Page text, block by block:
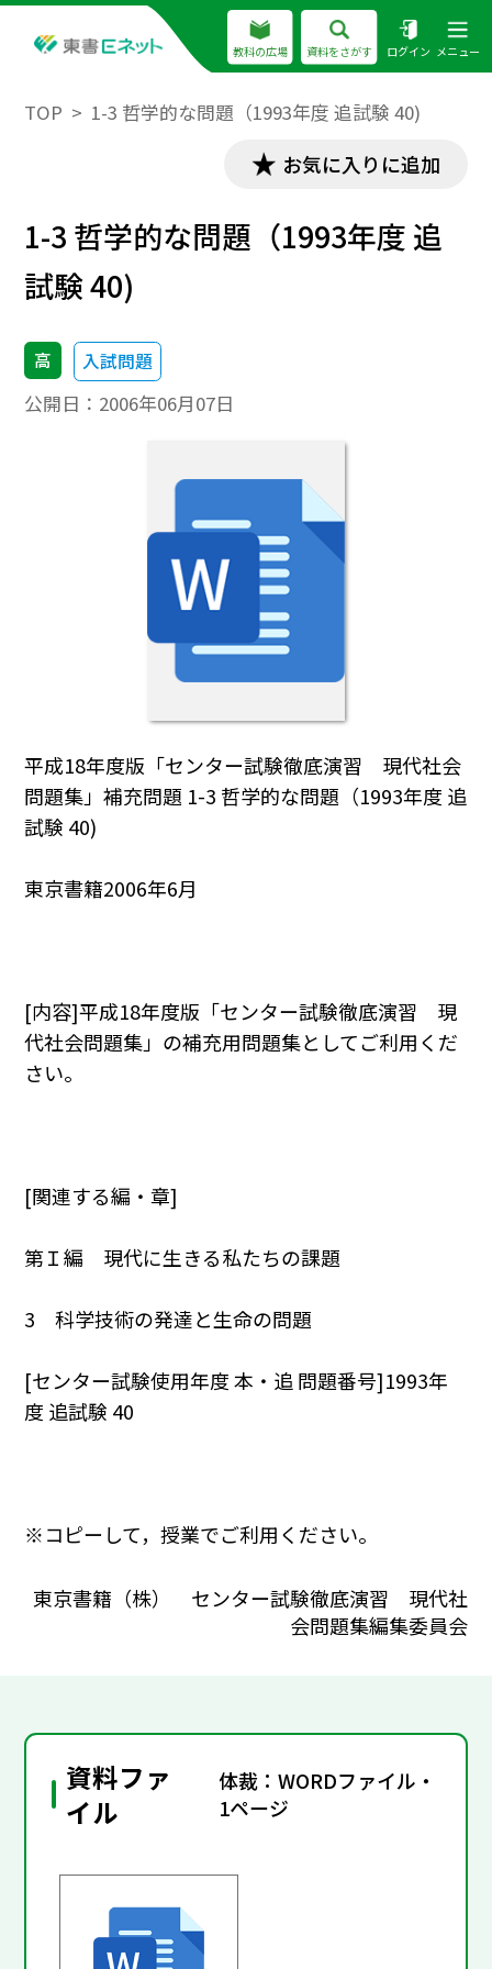
教科の広場 資料をさがす ログイン メニュー
TOP 1-3 哲学的な問題（1993年度 追試験 40)
お気に入りに追加
1-3 哲学的な問題（1993年度 追
試験 40)
高 入試問題
公開日： 2006年06月07日
平成18年度版「センター試験徹底演習 現代社会
問題集」補充問題 1-3 哲学的な問題（1993年度 追
試験 40)
東京書籍2006年6月
[内容]平成18年度版「センター試験徹底演習 現
代社会問題集」の補充用問題集としてご利用くだ
さい。
[関連する編・章]
第Ｉ編 現代に生きる私たちの課題
3 科学技術の発達と生命の問題
[センター試験使用年度 本・追 問題番号]1993年
度 追試験 40
※コピーして，授業でご利用ください。
東京書籍（株） センター試験徹底演習 現代社
会問題集編集委員会
資料ファ
イル
体裁：WORDファイル・
1ページ